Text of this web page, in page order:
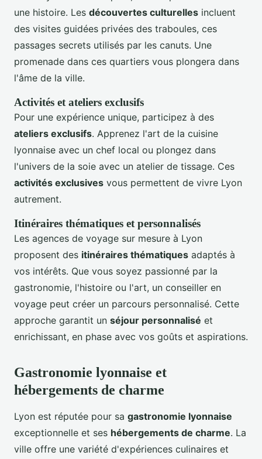
une histoire. Les découvertes culturelles incluent
des visites guidées privées des traboules, ces
passages secrets utilisés par les canuts. Une
promenade dans ces quartiers vous plongera dans
l'âme de la ville.
Activités et ateliers exclusifs
Pour une expérience unique, participez à des
ateliers exclusifs. Apprenez l'art de la cuisine
lyonnaise avec un chef local ou plongez dans
l'univers de la soie avec un atelier de tissage. Ces
activités exclusives vous permettent de vivre Lyon
autrement.
Itinéraires thématiques et personnalisés
Les agences de voyage sur mesure à Lyon
proposent des itinéraires thématiques adaptés à
vos intérêts. Que vous soyez passionné par la
gastronomie, l'histoire ou l'art, un conseiller en
voyage peut créer un parcours personnalisé. Cette
approche garantit un séjour personnalisé et
enrichissant, en phase avec vos goûts et aspirations.
Gastronomie lyonnaise et
hébergements de charme
Lyon est réputée pour sa gastronomie lyonnaise
exceptionnelle et ses hébergements de charme. La
ville offre une variété d'expériences culinaires et